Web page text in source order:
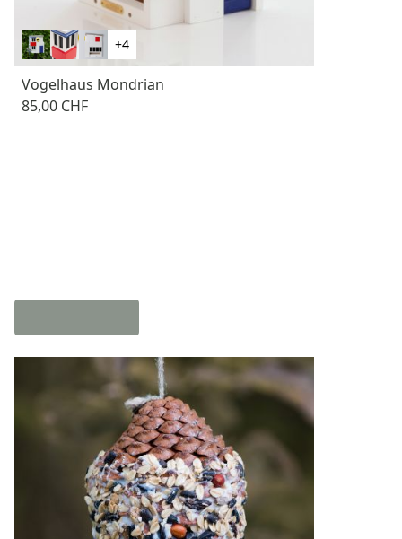
+4
Vogelhaus Mondrian
85,00 CHF